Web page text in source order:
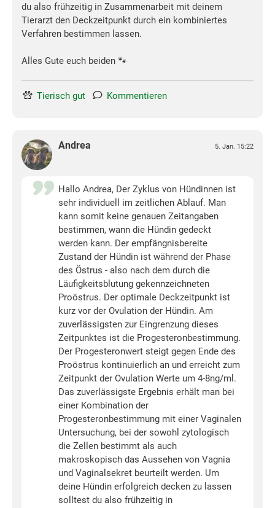
du also frühzeitig in Zusammenarbeit mit deinem
Tierarzt den Deckzeitpunkt durch ein kombiniertes
Verfahren bestimmen lassen.
Alles Gute euch beiden 🐾
Tierisch gut Kommentieren
Andrea 5. Jan. 15:22
Hallo Andrea, Der Zyklus von Hündinnen ist
sehr individuell im zeitlichen Ablauf. Man
kann somit keine genauen Zeitangaben
bestimmen, wann die Hündin gedeckt
werden kann. Der empfängnisbereite
Zustand der Hündin ist während der Phase
des Östrus - also nach dem durch die
Läufigkeitsblutung gekennzeichneten
Proöstrus. Der optimale Deckzeitpunkt ist
kurz vor der Ovulation der Hündin. Am
zuverlässigsten zur Eingrenzung dieses
Zeitpunktes ist die Progesteronbestimmung.
Der Progesteronwert steigt gegen Ende des
Proöstrus kontinuierlich an und erreicht zum
Zeitpunkt der Ovulation Werte um 4-8ng/ml.
Das zuverlässigste Ergebnis erhält man bei
einer Kombination der
Progesteronbestimmung mit einer Vaginalen
Untersuchung, bei der sowohl zytologisch
die Zellen bestimmt als auch
makroskopisch das Aussehen von Vagnia
und Vaginalsekret beurteilt werden. Um
deine Hündin erfolgreich decken zu lassen
solltest du also frühzeitig in